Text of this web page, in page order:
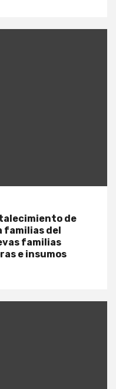
de
familias del
familias
e insumos